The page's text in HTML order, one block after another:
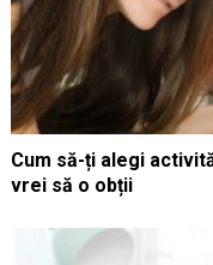
Cum să-ți alegi
vrei să o obții